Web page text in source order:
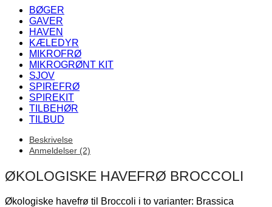
BØGER
GAVER
HAVEN
KÆLEDYR
MIKROFRØ
MIKROGRØNT KIT
SJOV
SPIREFRØ
SPIREKIT
TILBEHØR
TILBUD
Beskrivelse
Anmeldelser (2)
ØKOLOGISKE HAVEFRØ BROCCOLI
Økologiske havefrø til Broccoli i to varianter: Brassica